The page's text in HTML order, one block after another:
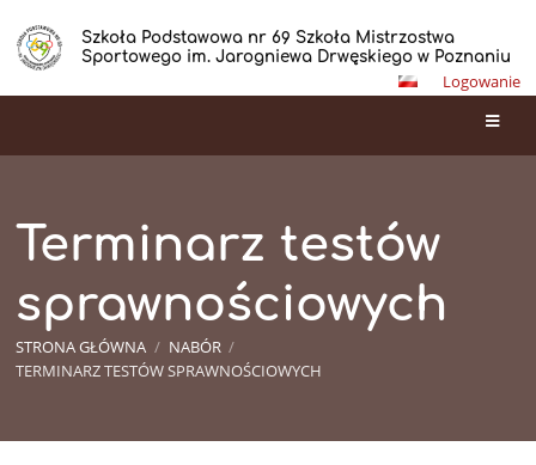
Szkoła Podstawowa nr 69 Szkoła Mistrzostwa
Sportowego im. Jarogniewa Drwęskiego w Poznaniu
Logowanie
Terminarz testów
sprawnościowych
STRONA GŁÓWNA / NABÓR /
TERMINARZ TESTÓW SPRAWNOŚCIOWYCH